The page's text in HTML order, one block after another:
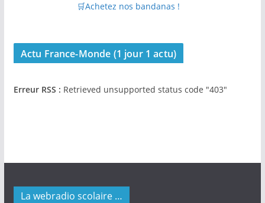
🛒Achetez nos bandanas !
Actu France-Monde (1 jour 1 actu)
Erreur RSS : Retrieved unsupported status code "403"
La webradio scolaire …